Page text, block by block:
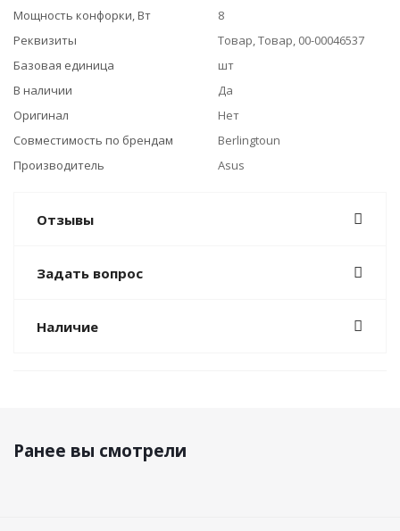
Мощность конфорки, Вт
8
Реквизиты
Товар, Товар, 00-00046537
Базовая единица
шт
В наличии
Да
Оригинал
Нет
Совместимость по брендам
Berlingtoun
Производитель
Asus
Отзывы
Задать вопрос
Наличие
Ранее вы смотрели